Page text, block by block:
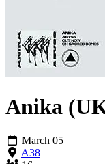
Anika
March 05
A38